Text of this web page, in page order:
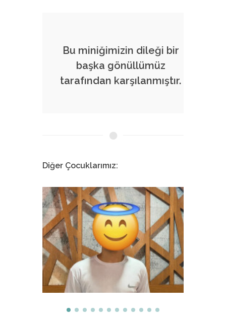
Bu miniğimizin dileği bir
başka gönüllümüz
tarafından karşılanmıştır.
Diğer Çocuklarımız:
Kemal Ulaş
Pamukkale Tıp Fakültesi İstanbul Tıp